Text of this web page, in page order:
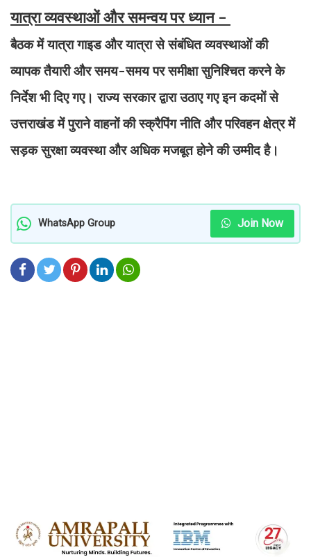
यात्रा व्यवस्थाओं और समन्वय पर ध्यान -
बैठक में यात्रा गाइड और यात्रा से संबंधित व्यवस्थाओं की
व्यापक तैयारी और समय-समय पर समीक्षा सुनिश्चित करने के
निर्देश भी दिए गए। राज्य सरकार द्वारा उठाए गए इन कदमों से
उत्तराखंड में पुराने वाहनों की स्क्रैपिंग नीति और परिवहन क्षेत्र में
सड़क सुरक्षा व्यवस्था और अधिक मजबूत होने की उम्मीद है।
WhatsApp Group Join Now